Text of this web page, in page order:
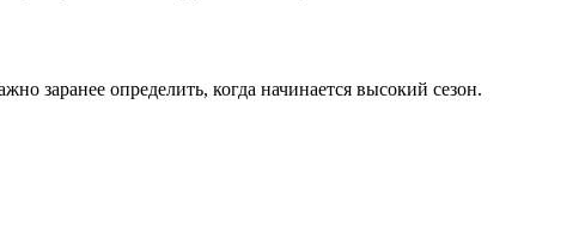
заранее определить, когда начинается высокий сезон.